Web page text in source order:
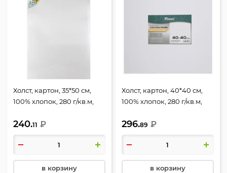
Холст, картон, 35*50 см,
100% хлопок, 280 г/кв.м,
183172
240.11 ₽
в корзину
Холст, картон, 40*40 см,
100% хлопок, 280 г/кв.м,
296.89 ₽
в корзину